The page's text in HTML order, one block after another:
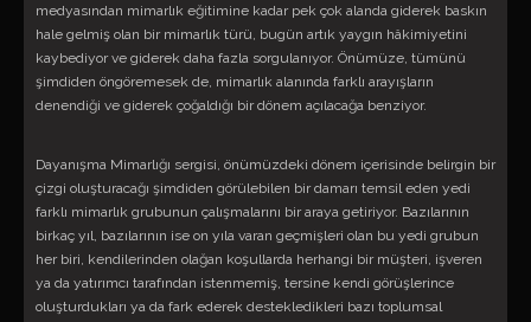
medyasından mimarlık eğitimine kadar pek çok alanda giderek baskın
hale gelmiş olan bir mimarlık türü, bugün artık yaygın hâkimiyetini
kaybediyor ve giderek daha fazla sorgulanıyor. Önümüze, tümünü
şimdiden öngöremesek de, mimarlık alanında farklı arayışların
denendiği ve giderek çoğaldığı bir dönem açılacağa benziyor.
Dayanışma Mimarlığı sergisi, önümüzdeki dönem içerisinde belirgin bir
çizgi oluşturacağı şimdiden görülebilen bir damarı temsil eden yedi
farklı mimarlık grubunun çalışmalarını bir araya getiriyor. Bazılarının
birkaç yıl, bazılarının ise on yıla varan geçmişleri olan bu yedi grubun
her biri, kendilerinden olağan koşullarda herhangi bir müşteri, işveren
ya da yatırımcı tarafından istenmemiş, tersine kendi görüşlerince
oluşturdukları ya da fark ederek destekledikleri bazı toplumsal